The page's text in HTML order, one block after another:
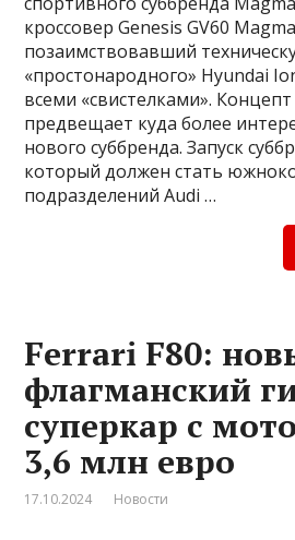
кроссовер Genesis GV60
позаимствовавший
«простонародного» Hyundai
всеми «свистелками».
предвещает куда более
нового суббренда. Запуск
который должен стать
подразделений Audi …
Ferrari F80:
флагманский
суперкар с
3,6 млн евро
17.10.2024 Новости